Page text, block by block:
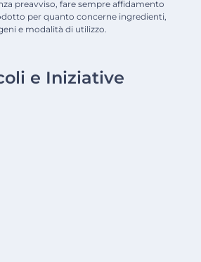
preavviso, fare sempre affidamento
per quanto concerne ingredienti,
e modalità di utilizzo.
e Iniziative